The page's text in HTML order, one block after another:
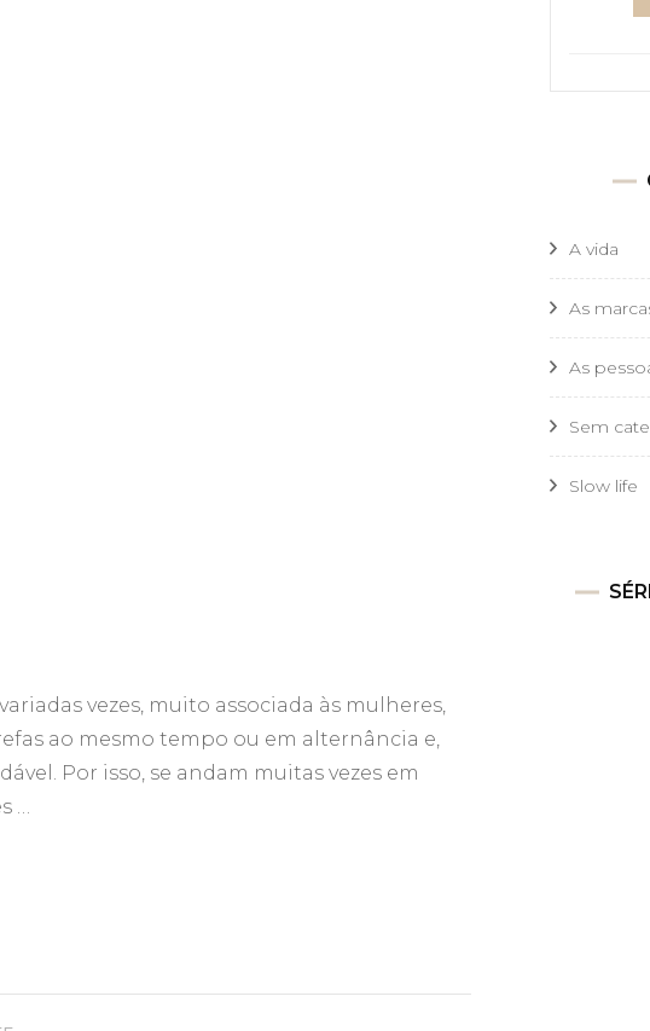
vezes, muito associada às mulheres,
ao mesmo tempo ou em alternância e,
Por isso, se andam muitas vezes em
…
A vida
As
As
Sem
Slow life